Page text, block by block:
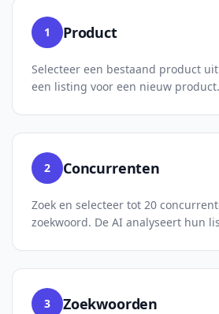
1 Product
Selecteer een bestaand product
een listing voor een nieuw product.
2 Concurrenten
Zoek en selecteer tot 20
zoekwoord. De AI analyseert hun
3 Zoekwoorden